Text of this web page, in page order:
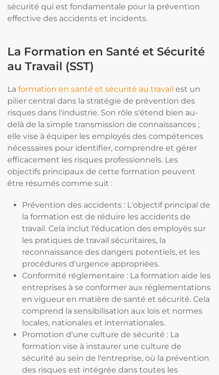
sécurité qui est fondamentale pour la prévention
effective des accidents et incidents.
La Formation en Santé et Sécurité
au Travail (SST)
La formation en santé et sécurité au travail est un
pilier central dans la stratégie de prévention des
risques dans l'industrie. Son rôle s'étend bien au-
delà de la simple transmission de connaissances ;
elle vise à équiper les employés des compétences
nécessaires pour identifier, comprendre et gérer
efficacement les risques professionnels. Les
objectifs principaux de cette formation peuvent
être résumés comme suit :
Prévention des accidents : L'objectif principal de
la formation est de réduire les accidents de
travail. Cela inclut l'éducation des employés sur
les pratiques de travail sécuritaires, la
reconnaissance des dangers potentiels, et les
procédures d'urgence appropriées.
Conformité réglementaire : La formation aide les
entreprises à se conformer aux réglementations
en vigueur en matière de santé et sécurité. Cela
comprend la sensibilisation aux lois et normes
locales, nationales et internationales.
Promotion d'une culture de sécurité : La
formation vise à instaurer une culture de
sécurité au sein de l'entreprise, où la prévention
des risques est intégrée dans toutes les